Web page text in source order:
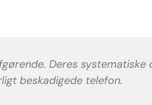
Deres systematiske
beskadigede telefon.